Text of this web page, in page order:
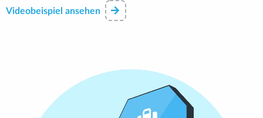
Videobeispiel ansehen